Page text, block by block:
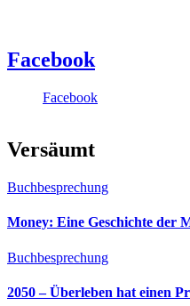
Facebook
Facebook
Versäumt
Buchbesprechung
Money: Eine Geschichte der
Buchbesprechung
2050 – Überleben hat einen